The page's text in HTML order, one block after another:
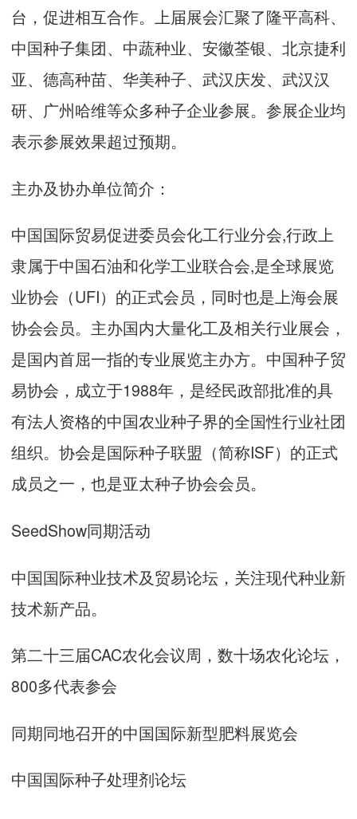
台，促进相互合作。上届展会汇聚了隆平高科、
中国种子集团、中蔬种业、安徽荃银、北京捷利
亚、德高种苗、华美种子、武汉庆发、武汉汉
研、广州哈维等众多种子企业参展。参展企业均
表示参展效果超过预期。
主办及协办单位简介：
中国国际贸易促进委员会化工行业分会,行政上
隶属于中国石油和化学工业联合会,是全球展览
业协会（UFI）的正式会员，同时也是上海会展
协会会员。主办国内大量化工及相关行业展会，
是国内首屈一指的专业展览主办方。中国种子贸
易协会，成立于1988年，是经民政部批准的具
有法人资格的中国农业种子界的全国性行业社团
组织。协会是国际种子联盟（简称ISF）的正式
成员之一，也是亚太种子协会会员。
SeedShow同期活动
中国国际种业技术及贸易论坛，关注现代种业新
技术新产品。
第二十三届CAC农化会议周，数十场农化论坛，
800多代表参会
同期同地召开的中国国际新型肥料展览会
中国国际种子处理剂论坛